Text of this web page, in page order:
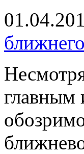
главным